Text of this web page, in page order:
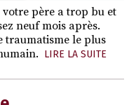
père a trop bu et
neuf mois après.
traumatisme le plus
LIRE LA SUITE